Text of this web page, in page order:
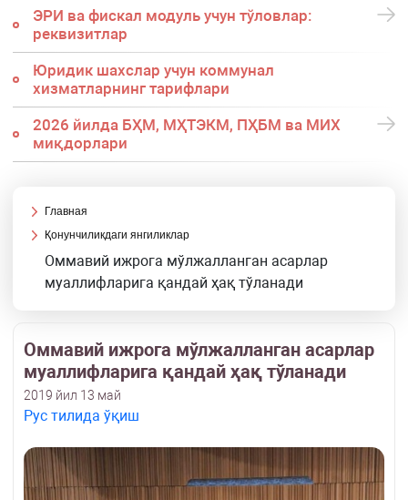
ЭРИ ва фискал модуль учун тўловлар:
реквизитлар
Юридик шахслар учун коммунал
хизматларнинг тарифлари
2026 йилда БҲМ, МҲТЭКМ, ПҲБМ ва МИХ
миқдорлари
Главная
Қонунчиликдаги янгиликлар
Оммавий ижрога мўлжалланган асарлар
муаллифларига қандай ҳақ тўланади
Оммавий ижрога мўлжалланган асарлар
муаллифларига қандай ҳақ тўланади
2019 йил 13 май
Рус тилида ўқиш